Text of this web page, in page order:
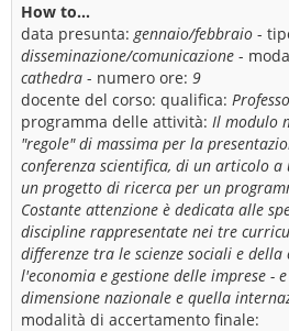
How to...
data presunta:gennaio/febbraio -
disseminazione/comunicazione -
cathedra - numero ore: 9
docente del corso: qualifica:
programma delle attività: Il modulo
"regole" di massima per la
conferenza scientifica, di un articolo
un progetto di ricerca per un
Costante attenzione è dedicata alle
discipline rappresentate nei tre
differenze tra le scienze sociali e della
l'economia e gestione delle imprese -
dimensione nazionale e quella
modalità di accertamento finale: